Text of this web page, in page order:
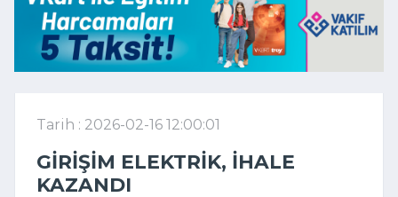
Tarih : 2026-02-16 12:00:01
GIRIŞIM ELEKTRIK, IHALE
KAZANDI